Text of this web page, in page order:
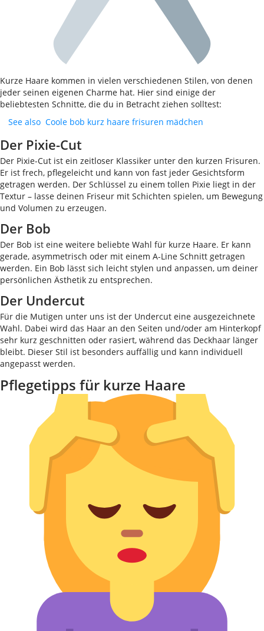
Kurze Haare kommen in vielen verschiedenen Stilen, von denen
jeder seinen eigenen Charme hat. Hier sind einige der
beliebtesten Schnitte, die du in Betracht ziehen solltest:
See also Coole bob kurz haare frisuren mädchen
Der Pixie-Cut
Der Pixie-Cut ist ein zeitloser Klassiker unter den kurzen Frisuren.
Er ist frech, pflegeleicht und kann von fast jeder Gesichtsform
getragen werden. Der Schlüssel zu einem tollen Pixie liegt in der
Textur – lasse deinen Friseur mit Schichten spielen, um Bewegung
und Volumen zu erzeugen.
Der Bob
Der Bob ist eine weitere beliebte Wahl für kurze Haare. Er kann
gerade, asymmetrisch oder mit einem A-Line Schnitt getragen
werden. Ein Bob lässt sich leicht stylen und anpassen, um deiner
persönlichen Ästhetik zu entsprechen.
Der Undercut
Für die Mutigen unter uns ist der Undercut eine ausgezeichnete
Wahl. Dabei wird das Haar an den Seiten und/oder am Hinterkopf
sehr kurz geschnitten oder rasiert, während das Deckhaar länger
bleibt. Dieser Stil ist besonders auffällig und kann individuell
angepasst werden.
Pflegetipps für kurze Haare